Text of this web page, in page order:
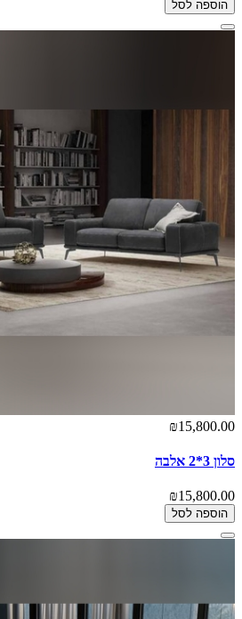
הוספה לסל
₪15,800.00
סלון 3*2 אלבה
₪15,800.00
הוספה לסל